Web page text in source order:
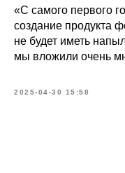
«С самого первого
создание продукта
не будет иметь
мы вложили очень
2025-04-30 15:58